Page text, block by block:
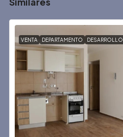
VENTA DEPARTAMENTO DESARROLLO